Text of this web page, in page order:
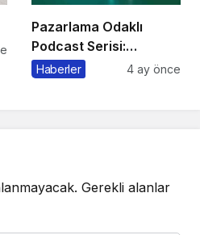
Pazarlama Odaklı
Podcast Serisi:
Pazarlama Sohbetleri
Haberler 4 ay önce
Gerekli alanlar